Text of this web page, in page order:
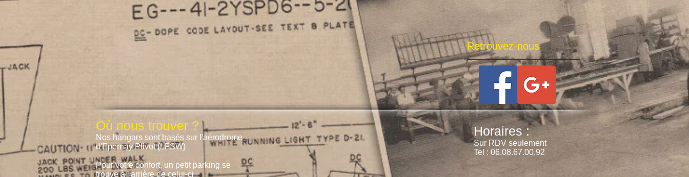
Retrouvez-nous
Horaires :
Sur RDV seulement
Tel : 06.08.67.00.92
Où nous trouver ?
Nos hangars sont basés sur l'aérodrome
d'Epernay Plivot (LFSW)
Pour votre confort, un petit parking se
trouve à l'arrière de celui-ci